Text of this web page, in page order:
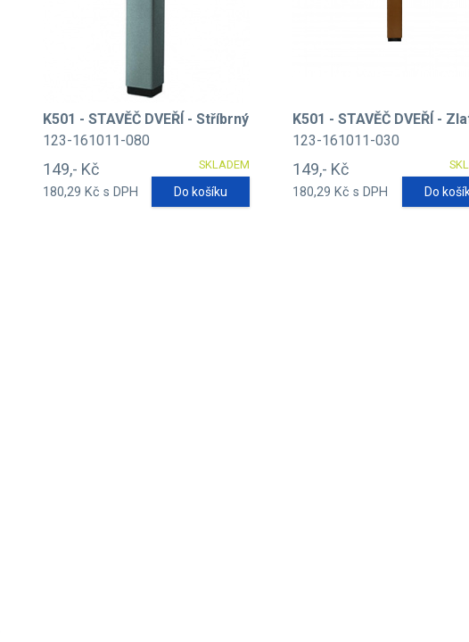
K501 - STAVĚČ DVEŘÍ - Stříbrný
123-161011-080
SKLADEM
149,- Kč
180,29 Kč s DPH Do košíku
K501 - STAVĚČ DVEŘÍ -
123-161011-030
149,- Kč
180,29 Kč s DPH Do